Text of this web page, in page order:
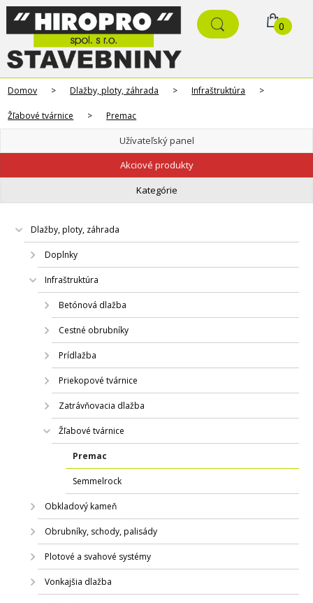
0
Domov > Dlažby, ploty, záhrada > Infraštruktúra >
Žľabové tvárnice > Premac
Užívateľský panel
Akciové produkty
Kategórie
Dlažby, ploty, záhrada
Doplnky
Infraštruktúra
Betónová dlažba
Cestné obrubníky
Prídlažba
Priekopové tvárnice
Zatrávňovacia dlažba
Žľabové tvárnice
Premac
Semmelrock
Obkladový kameň
Obrubníky, schody, palisády
Plotové a svahové systémy
Vonkajšia dlažba